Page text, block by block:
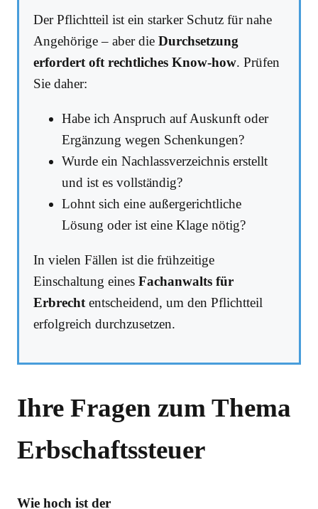
Der Pflichtteil ist ein starker Schutz für nahe
Angehörige – aber die Durchsetzung
erfordert oft rechtliches Know-how. Prüfen
Sie daher:
Habe ich Anspruch auf Auskunft oder
Ergänzung wegen Schenkungen?
Wurde ein Nachlassverzeichnis erstellt
und ist es vollständig?
Lohnt sich eine außergerichtliche
Lösung oder ist eine Klage nötig?
In vielen Fällen ist die frühzeitige
Einschaltung eines Fachanwalts für
Erbrechtentscheidend, um den Pflichtteil
erfolgreich durchzusetzen.
Ihre Fragen zum Thema
Erbschaftssteuer
Wie hoch ist der